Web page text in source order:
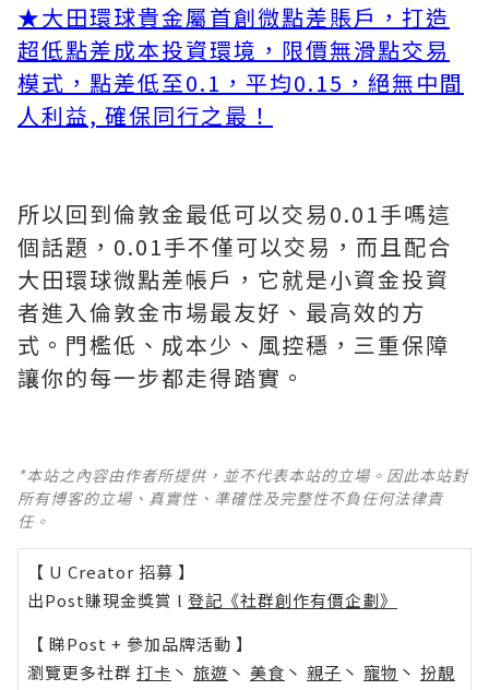
★大田環球貴金屬首創微點差賬戶，打造
超低點差成本投資環境，限價無滑點交易
模式，點差低至0.1，平均0.15，絕無中間
人利益, 確保同行之最！
所以回到倫敦金最低可以交易0.01手嗎這
個話題，0.01手不僅可以交易，而且配合
大田環球微點差帳戶，它就是小資金投資
者進入倫敦金市場最友好、最高效的方
式。門檻低、成本少、風控穩，三重保障
讓你的每一步都走得踏實。
*本站之內容由作者所提供，並不代表本站的立場。因此本站對
所有博客的立場、真實性、準確性及完整性不負任何法律責
任。
【 U Creator 招募 】
出Post賺現金獎賞 l 登記《社群創作有價企劃》
【 睇Post + 參加品牌活動 】
瀏覽更多社群 打卡 丶 旅遊 丶 美食 丶 親子 丶 寵物 丶 扮靚